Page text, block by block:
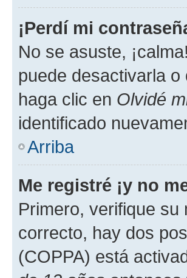
¡Perdí mi
No se asuste,
puede desactivarla
haga clic en Olvidé
identificado
Arriba
Me registré ¡y no
Primero, verifique
correcto, hay dos
(COPPA) está